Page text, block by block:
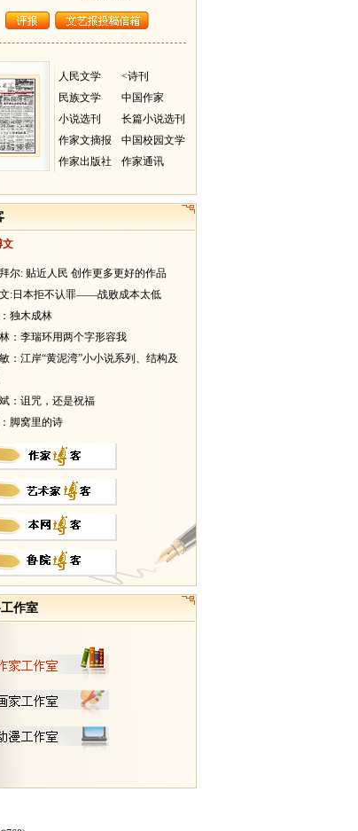
人民文学
<诗刊
民族文学
中国作家
小说选刊
长篇小说选刊
作家文摘报
中国校园文学
作家出版社
作家通讯
文
尔: 贴近人民 创作更多更好的作品
:日本拒不认罪——战败成本太低
独木成林
：李瑞环用两个字形容我
：江岸“黄泥湾”小小说系列、结构及
：诅咒，还是祝福
脚窝里的诗
作室